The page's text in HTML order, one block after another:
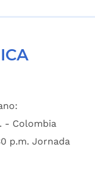
- Colombia
p.m. Jornada